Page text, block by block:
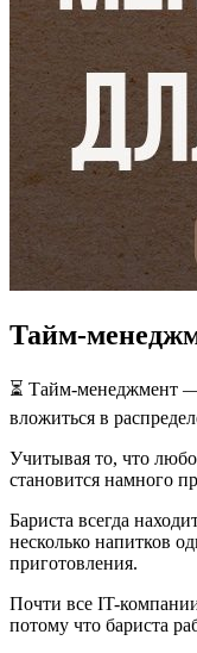
Тайм-
⏳ Тайм-менеджмент —
вложиться в
Учитывая то, что
становится намного
Бариста всегда
несколько напитков
приготовления.
Почти все IT-
потому что бариста